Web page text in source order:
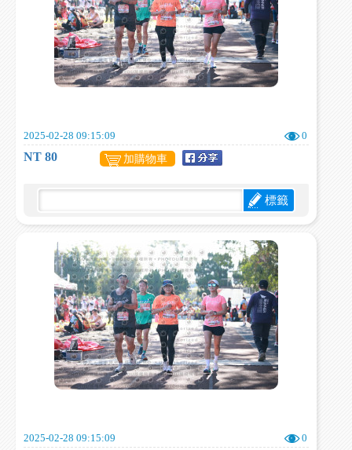
2025-02-28 09:15:09 0
NT 80 加購物車
標籤
2025-02-28 09:15:09 0